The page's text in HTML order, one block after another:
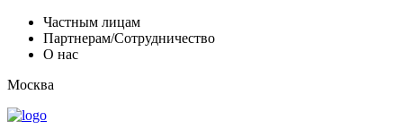
Частным лицам
Партнерам/Сотрудничество
О нас
Москва